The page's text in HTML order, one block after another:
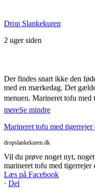
Drop Slankekuren
2 uger siden
Der findes snart ikke den
med en mærkedag. Det
menuen. Marineret tofu med
mereSe mindre
Marineret tofu med tigerrejer
dropslankekuren.dk
Vil du prøve noget nyt,
marineret tofu med tigerrejer
Læs på Facebook
· Del